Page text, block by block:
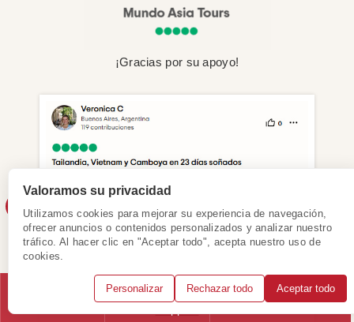
¡Gracias por su apoyo!
Valoramos su privacidad
Utilizamos cookies para mejorar su experiencia de navegación,
ofrecer anuncios o contenidos personalizados y analizar nuestro
tráfico. Al hacer clic en "Aceptar todo", acepta nuestro uso de
cookies.
Personalizar Rechazar todo Aceptar todo